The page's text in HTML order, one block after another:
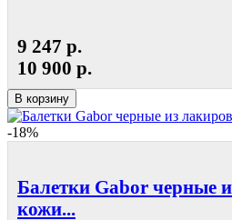
9 247 р.
10 900 р.
В корзину
-18%
Балетки Gabor черные
кожи...